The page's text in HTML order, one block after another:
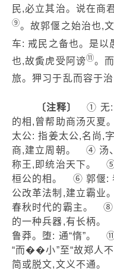
民,必立其治。说在商
⑨。故郭偃之始治也,
车: 戒民之备也。是以
也,故夤虎受阿谤⑪。
旅。狎习于乱而容于
〔注释〕
① 无:
的相,曾帮助商汤灭夏
太公: 指姜太公,名尚,
商,建立周朝。 ④ 汤
称王,即统治天下。 ⑤
桓公的相。 ⑥ 郭偃:
公改革法制,建立霸
春秋时代的霸主。 ⑧
的一种兵器,有长柄
鲁莽。堕: 通“惰”。
“而��小”至“故郑人
简或脱文,文义不通。